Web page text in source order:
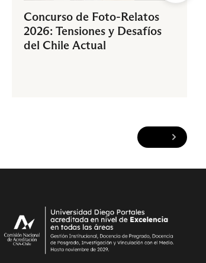
Concurso de Foto-Relatos
2026: Tensiones y Desafíos
del Chile Actual